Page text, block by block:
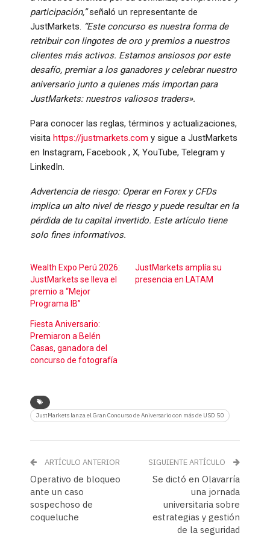
participación,”señaló un representante de
JustMarkets. “Este concurso es nuestra forma de
retribuir con lingotes de oro y premios a nuestros
clientes más activos. Estamos ansiosos por este
desafío, premiar a los ganadores y celebrar nuestro
aniversario junto a quienes más importan para
JustMarkets: nuestros valiosos traders».
Para conocer las reglas, términos y actualizaciones,
visita https://justmarkets.com y sigue a JustMarkets
en Instagram, Facebook , X, YouTube, Telegram y
LinkedIn.
Advertencia de riesgo: Operar en Forex y CFDs
implica un alto nivel de riesgo y puede resultar en la
pérdida de tu capital invertido. Este artículo tiene
solo fines informativos.
Wealth Expo Perú 2026:
JustMarkets se lleva el
premio a “Mejor
Programa IB”
JustMarkets amplía su
presencia en LATAM
Fiesta Aniversario:
Premiaron a Belén
Casas, ganadora del
concurso de fotografía
JustMarkets lanza el Gran Concurso de Aniversario con más de USD 50
ARTÍCULO ANTERIOR
Operativo de bloqueo
ante un caso
sospechoso de
coqueluche
SIGUIENTE ARTÍCULO
Se dictó en Olavarría
una jornada
universitaria sobre
estrategias y gestión
de la seguridad